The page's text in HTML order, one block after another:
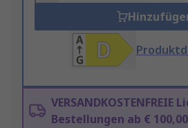
Bestellungen ab € 100,00